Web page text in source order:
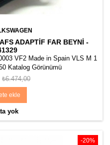
ADAPTIF FAR BEYNI -
VF2 Made in Spain VLS M 1
Katalog Görünümü
Normal
fiyat
₺6.474,00
ekle
yok
-20%